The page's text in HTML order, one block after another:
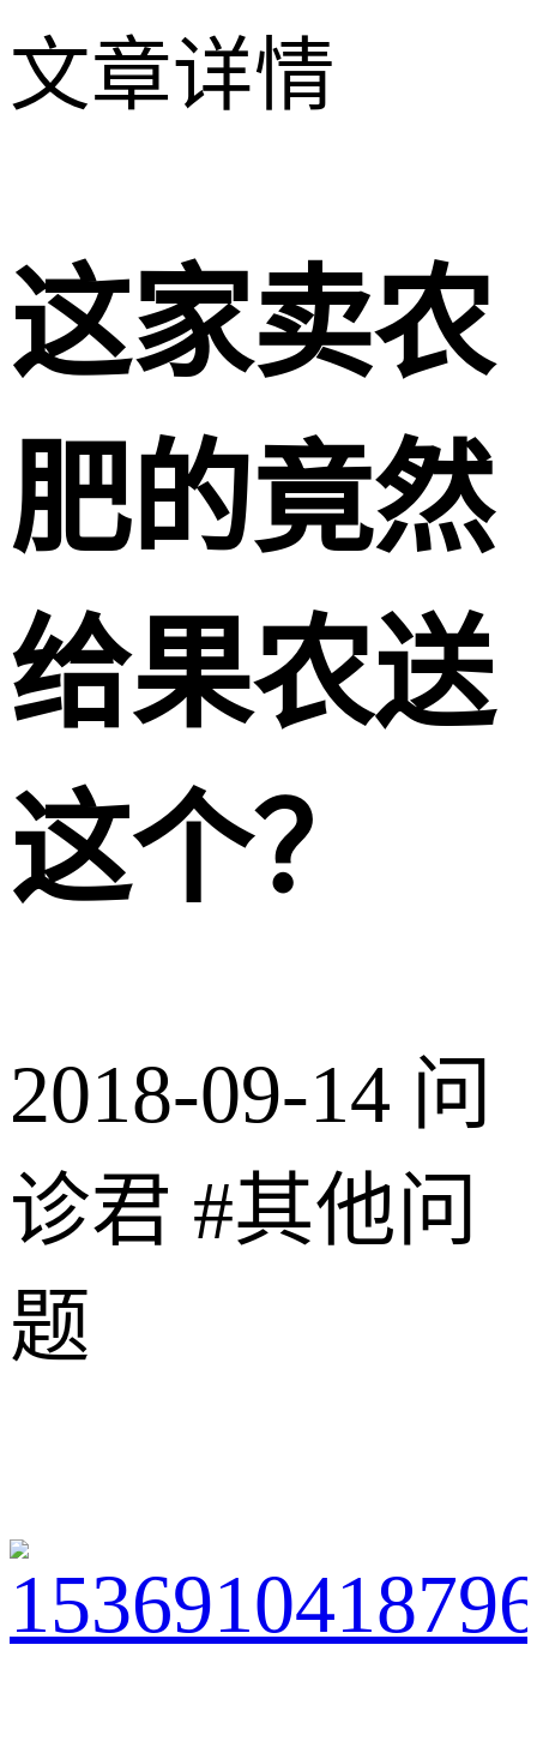
文章详情
这家卖农
肥的竟然
给果农送
这个？
2018-09-14 问
诊君 #其他问
题